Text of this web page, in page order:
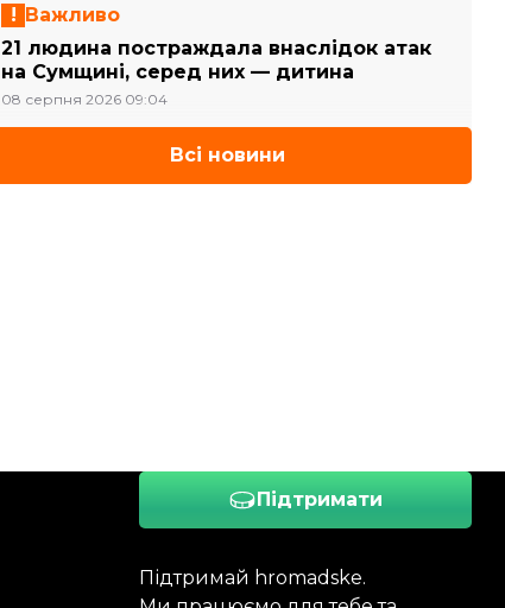
Важливо
21 людина постраждала внаслідок атак
на Сумщині, серед них — дитина
08 серпня 2026 09:04
Всі новини
Підтримати
Підтримай hromadske.